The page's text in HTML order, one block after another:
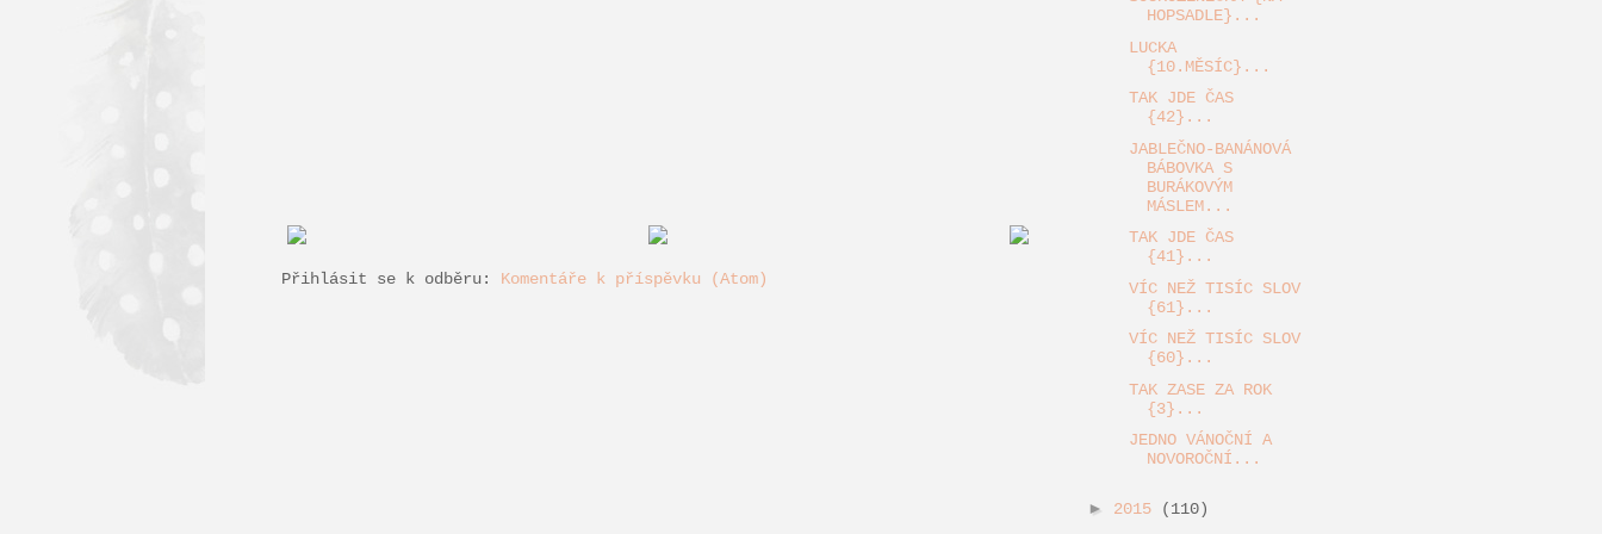
Přihlásit se k odběru: Komentáře k příspěvku (Atom)
HOPSADLE}...
LUCKA
{10.MĚSÍC}...
TAK JDE ČAS
{42}...
JABLEČNO-BANÁNOVÁ
BÁBOVKA S
BURÁKOVÝM
MÁSLEM...
TAK JDE ČAS
{41}...
VÍC NEŽ TISÍC SLOV
{61}...
VÍC NEŽ TISÍC SLOV
{60}...
TAK ZASE ZA ROK
{3}...
JEDNO VÁNOČNÍ A
NOVOROČNÍ...
► 2015
(110)